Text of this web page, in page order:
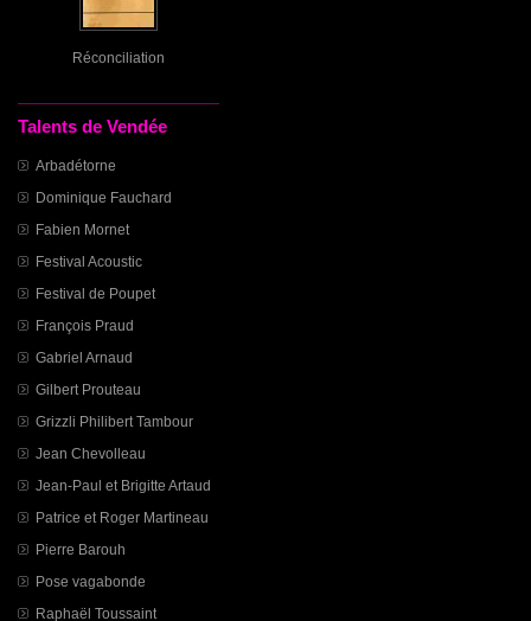
Réconciliation
Talents de Vendée
Arbadétorne
Dominique Fauchard
Fabien Mornet
Festival Acoustic
Festival de Poupet
François Praud
Gabriel Arnaud
Gilbert Prouteau
Grizzli Philibert Tambour
Jean Chevolleau
Jean-Paul et Brigitte Artaud
Patrice et Roger Martineau
Pierre Barouh
Pose vagabonde
Raphaël Toussaint